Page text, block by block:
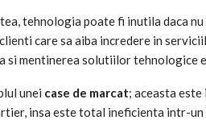
tehnologia poate fi inutila daca
care sa aiba incredere in
si mentinerea solutiilor tehnologice
unei case de marcat; aceasta
insa este total ineficienta intr-